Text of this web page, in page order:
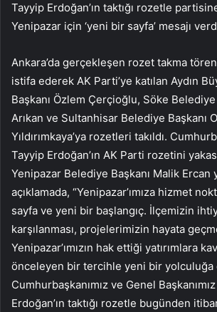
Tayyip Erdoğan’ın taktığı rozetle
Yenipazar için ‘yeni bir sayfa’ mesajı
Ankara’da gerçekleşen rozet takma
istifa ederek AK Parti’ye katılan Aydın
Başkanı Özlem Çerçioğlu, Söke
Arıkan ve Sultanhisar Belediye Başkanı
Yıldırımkaya’ya rozetleri takıldı.
Tayyip Erdoğan’ın AK Parti rozetini
Yenipazar Belediye Başkanı Malik Ercan
açıklamada, “Yenipazar’ımıza hizmet
sayfa ve yeni bir başlangıç. İlçemizin
karşılanması, projelerimizin hayata
Yenipazar’ımızın hak ettiği yatırımlara
önceleyen bir tercihle yeni bir yolculuğa
Cumhurbaşkanımız ve Genel
Erdoğan’ın taktığı rozetle bugünden